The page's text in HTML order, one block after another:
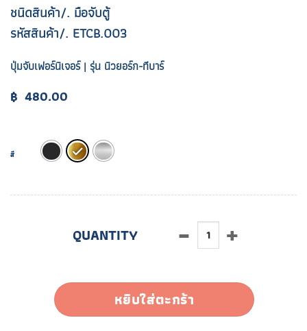
ชนิดสินค้า/. มือจับตู้
รหัสสินค้า/. ETCB.003
ปุ่มจับเฟอร์นิเจอร์ | รุ่น นิวยอร์ก-ทีบาร์
฿ 480.00
สี
หยิบใส่ตะกร้า